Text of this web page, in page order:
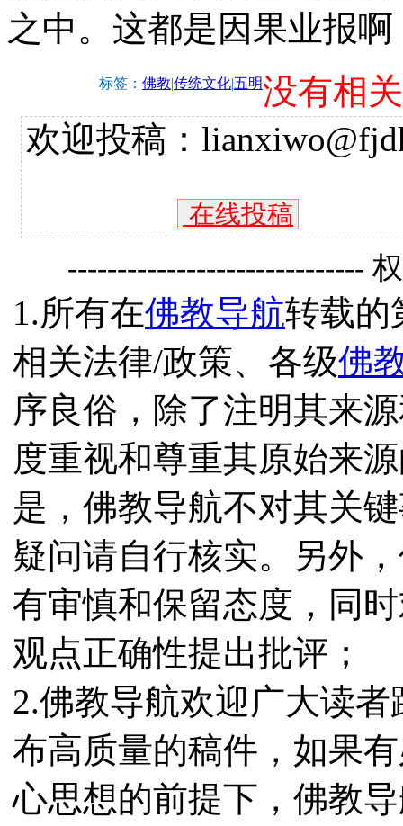
之中。这都是因果业报啊
标签： 佛教|传统文化|五明没有相
欢迎投稿：
在线投稿
------------------------------
1.所有在佛教导航转载的
相关法律/政策、各级佛
序良俗，除了注明其来
度重视和尊重其原始来
是，佛教导航不对其关
疑问请自行核实。另外
有审慎和保留态度，同
观点正确性提出批评；
2.佛教导航欢迎广大读
布高质量的稿件，如果
心思想的前提下，佛教